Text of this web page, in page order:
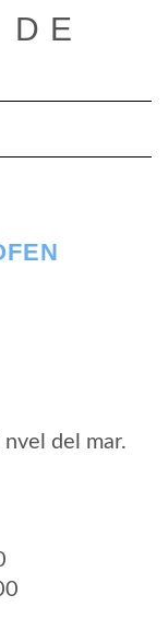
de navegación
del mar.